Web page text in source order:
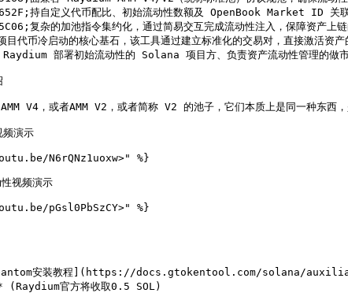
币冷启动的核心基石，该工具通过建立标准化的交易对，直接激活资产
部署初始流动性的 Solana 项目方、负责资产流动性管理的做市
V4，或者AMM V2，或者简称 V2 的池子，它们本质上是同一种东西
演示
N6rQNz1uoxw>" %}
视频演示
pGsl0PbSzCY>" %}
Phantom安装教程](https://docs.gtokentool.com/solana/
官方将收取0.5 SOL)